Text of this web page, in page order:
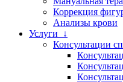
Коррекция
Анализы крови
Услуги ↓
Консультации